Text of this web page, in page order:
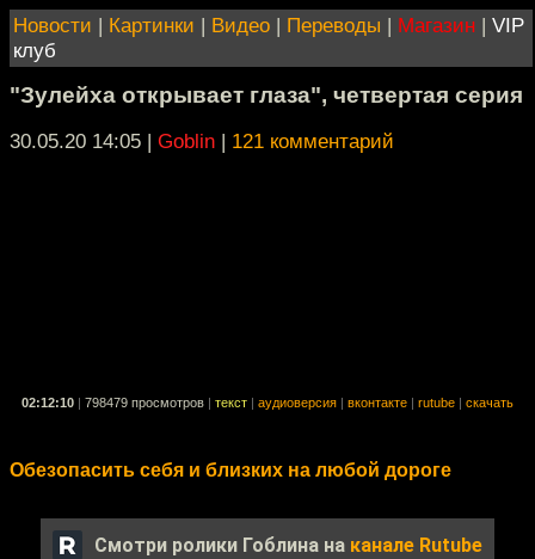
Новости | Картинки | Видео | Переводы | Магазин | VIP
клуб
"Зулейха открывает глаза", четвертая серия
30.05.20 14:05 | Goblin | 121 комментарий
02:12:10 798479 просмотров текст аудиоверсия вконтакте rutube скачать
Обезопасить себя и близких на любой дороге
Смотри ролики Гоблина на канале Rutube